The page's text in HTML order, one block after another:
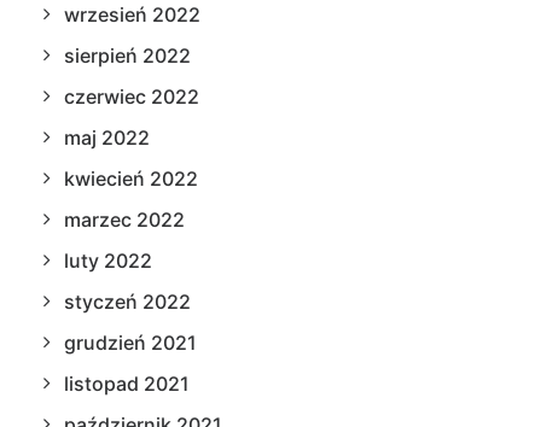
wrzesień 2022
sierpień 2022
czerwiec 2022
maj 2022
kwiecień 2022
marzec 2022
luty 2022
styczeń 2022
grudzień 2021
listopad 2021